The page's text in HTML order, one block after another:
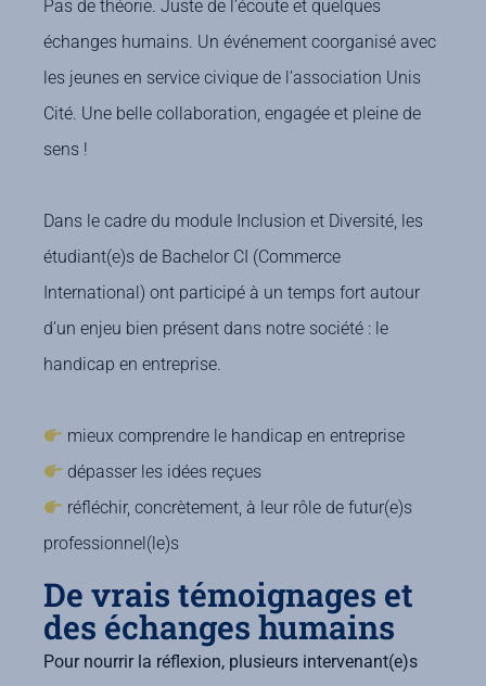
Pas de théorie. Juste de l’écoute et quelques
échanges humains. Un événement coorganisé avec
les jeunes en service civique de l’association Unis
Cité. Une belle collaboration, engagée et pleine de
sens !
Dans le cadre du module Inclusion et Diversité, les
étudiant(e)s de Bachelor CI (Commerce
International) ont participé à un temps fort autour
d’un enjeu bien présent dans notre société : le
handicap en entreprise.
mieux comprendre le handicap en entreprise
dépasser les idées reçues
réfléchir, concrètement, à leur rôle de futur(e)s
professionnel(le)s
De vrais témoignages et
des échanges humains
Pour nourrir la réflexion, plusieurs intervenant(e)s